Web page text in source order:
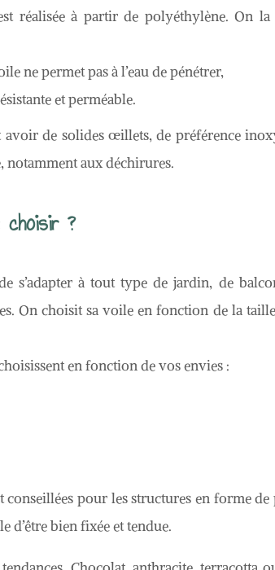
réalisée à partir de polyéthylène. On la
ne permet pas à l’eau de pénétrer,
et perméable.
avoir de solides œillets, de préférence
notamment aux déchirures.
?
s’adapter à tout type de jardin, de
On choisit sa voile en fonction de la
en fonction de vos envies :
conseillées pour les structures en forme de
d’être bien fixée et tendue.